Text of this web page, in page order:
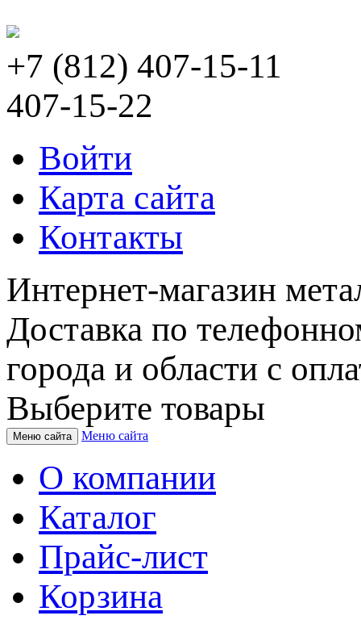
+7 (812) 407-15-11
407-15-22
Войти
Карта сайта
Контакты
Интернет-магазин
Доставка по
города и области с
Выберите товары
Меню сайта Меню сайта
О компании
Каталог
Прайс-лист
Корзина